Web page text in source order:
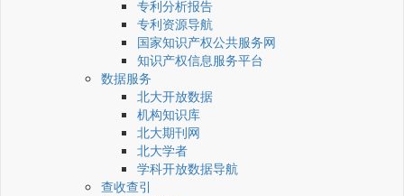
专利分析报告
专利资源导航
国家知识产权公共服务网
知识产权信息服务平台
数据服务
北大开放数据
机构知识库
北大期刊网
北大学者
学科开放数据导航
查收查引